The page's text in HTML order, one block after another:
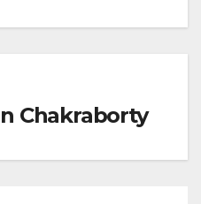
Chakraborty